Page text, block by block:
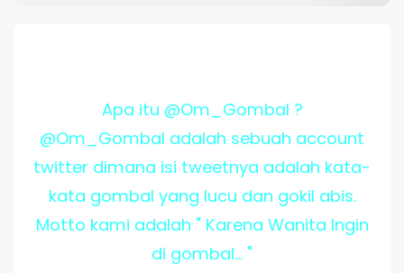
Apa itu @Om_Gombal ?
@Om_Gombal adalah sebuah account
twitter dimana isi tweetnya adalah kata-
kata gombal yang lucu dan gokil abis.
Motto kami adalah " Karena Wanita Ingin
di gombal... "